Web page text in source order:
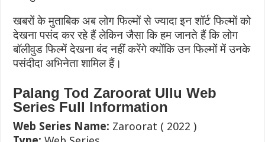
खबरों के मुताबिक अब लोग फिल्मों से ज्यादा इन शॉर्ट फिल्मों को
देखना पसंद कर रहे हैं लेकिन जैसा कि हम जानते हैं कि लोग
बॉलीवुड फिल्में देखना बंद नहीं करेंगे क्योंकि उन फिल्मों में उनके
पसंदीदा अभिनेता शामिल हैं।
Palang Tod Zaroorat Ullu Web
Series Full Information
Web Series Name: Zaroorat ( 2022 )